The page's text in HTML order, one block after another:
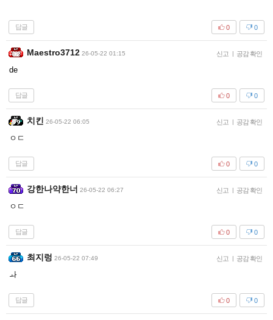
답글 0
0
Maestro3712 26-05-22 01:15 신고 | 공감 확인
de
답글 0
0
치킨 26-05-22 06:05 신고 | 공감 확인
ㅇㄷ
답글 0
0
강한나약한너 26-05-22 06:27 신고 | 공감 확인
ㅇㄷ
답글 0
0
최지렁 26-05-22 07:49 신고 | 공감 확인
ㅘ
답글 0
0